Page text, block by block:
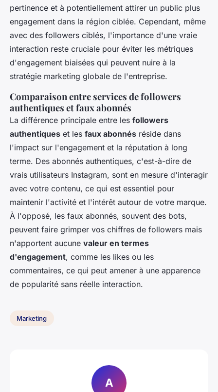
pertinence et à potentiellement attirer un public plus
engagement dans la région ciblée. Cependant, même
avec des followers ciblés, l'importance d'une vraie
interaction reste cruciale pour éviter les métriques
d'engagement biaisées qui peuvent nuire à la
stratégie marketing globale de l'entreprise.
Comparaison entre services de followers
authentiques et faux abonnés
La différence principale entre les followers
authentiques et les faux abonnés réside dans
l'impact sur l'engagement et la réputation à long
terme. Des abonnés authentiques, c'est-à-dire de
vrais utilisateurs Instagram, sont en mesure d'interagir
avec votre contenu, ce qui est essentiel pour
maintenir l'activité et l'intérêt autour de votre marque.
À l'opposé, les faux abonnés, souvent des bots,
peuvent faire grimper vos chiffres de followers mais
n'apportent aucune valeur en termes
d'engagement, comme les likes ou les
commentaires, ce qui peut amener à une apparence
de popularité sans réelle interaction.
Marketing
A